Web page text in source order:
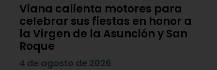
Viana calienta motores para
celebrar sus fiestas en honor a
la Virgen de la Asunción y San
Roque
4 de agosto de 2026